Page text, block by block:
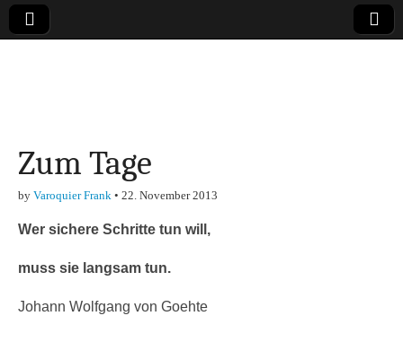
Finanzen,
Marketing-, Vertrieb-
& Investment-Tipps
Zum Tage
by Varoquier Frank • 22. November 2013
Wer sichere Schritte tun will,
muss sie langsam tun.
Johann Wolfgang von Goehte